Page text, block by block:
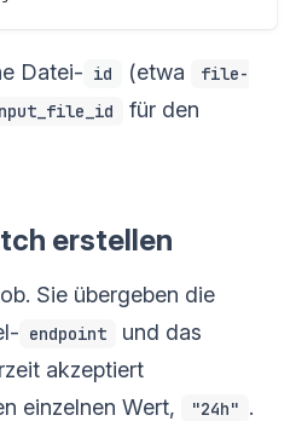
Datei- id (etwa
file-
für den
erstellen
Sie übergeben die
endpoint und das
akzeptiert
einzelnen Wert, "24h" .